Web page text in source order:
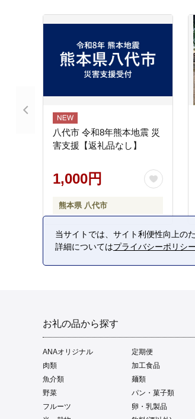
八代市 令和8年熊本地震 災
害支援【返礼品なし】
1,000円
熊本県 八代市
お礼の品から探す
ANAオリジナル 定期便
肉類
加工食品
魚介類
麺類
野菜
パン・菓子類
フルーツ
卵・乳製品
当サイトでは、サイト利便性向上の
詳細についてはプライバシーポリシー